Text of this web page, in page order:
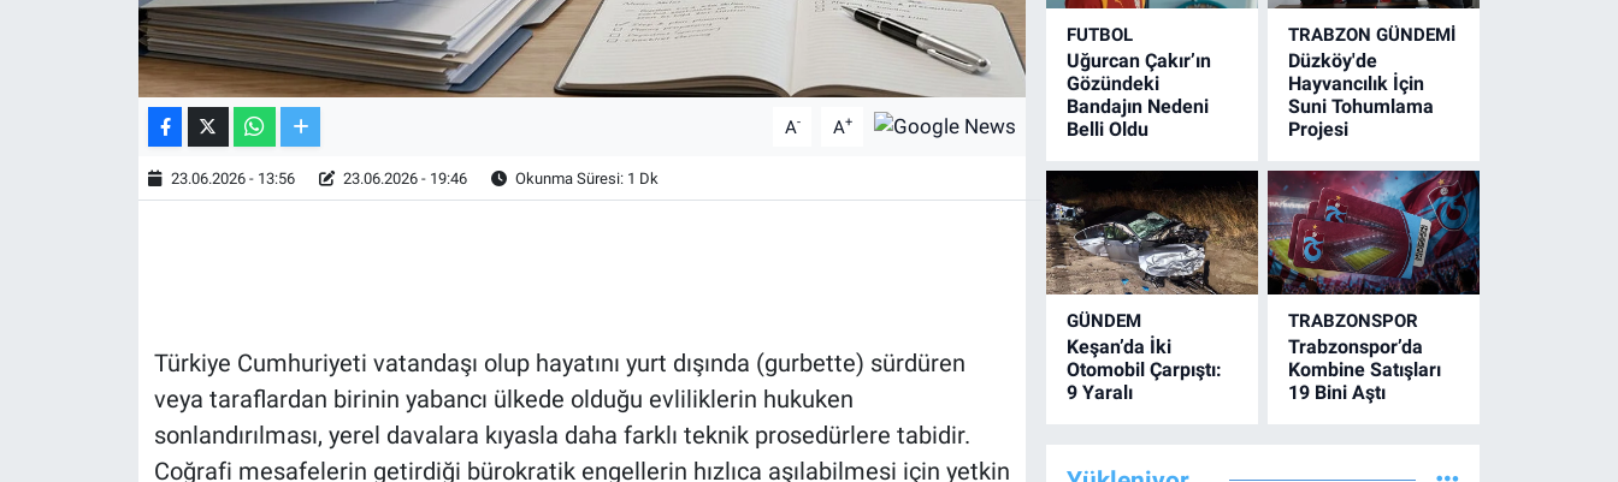
A- A+
23.06.2026 - 13:56 23.06.2026 - 19:46 Okunma Süresi: 1 Dk
Türkiye Cumhuriyeti vatandaşı olup hayatını yurt dışında (gurbette) sürdüren
veya taraflardan birinin yabancı ülkede olduğu evliliklerin hukuken
sonlandırılması, yerel davalara kıyasla daha farklı teknik prosedürlere tabidir.
Coğrafi mesafelerin getirdiği bürokratik engellerin hızlıca aşılabilmesi için yetkin
FUTBOL
Uğurcan Çakır’ın
Gözündeki
Bandajın Nedeni
Belli Oldu
TRABZON GÜNDEMİ
Düzköy'de
Hayvancılık İçin
Suni Tohumlama
Projesi
GÜNDEM
Keşan’da İki
Otomobil Çarpıştı:
9 Yaralı
TRABZONSPOR
Trabzonspor’da
Kombine Satışları
19 Bini Aştı
EKONOMİ
EĞİTİM
HABERDE İNSAN
MAGAZİN